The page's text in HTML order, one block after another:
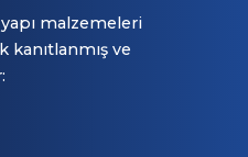
malzemeleri
kanıtlanmış ve